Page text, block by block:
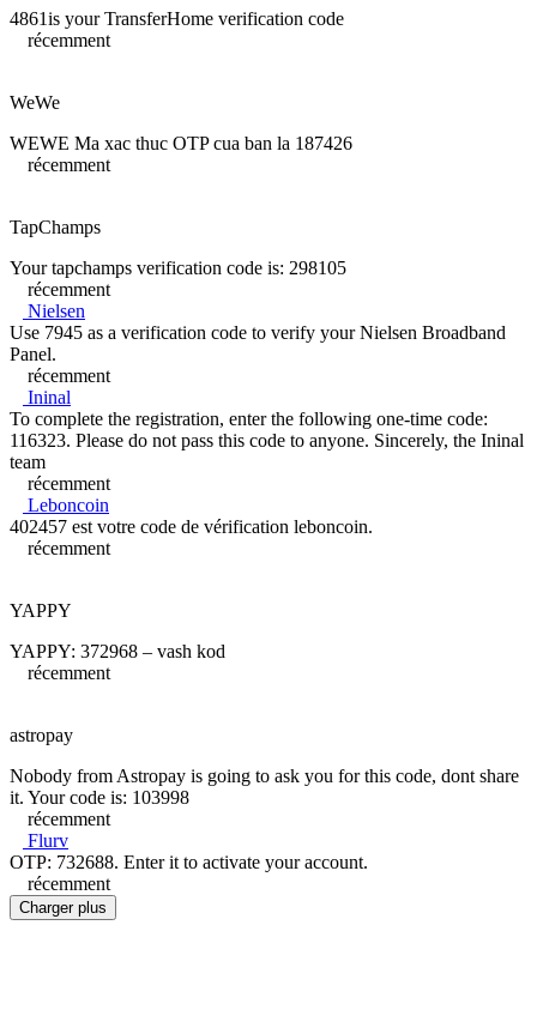
4861is your TransferHome verification code
récemment
WeWe
WEWE Ma xac thuc OTP cua ban la 187426
récemment
TapChamps
Your tapchamps verification code is: 298105
récemment
Nielsen
Use 7945 as a verification code to verify your Nielsen Broadband
Panel.
récemment
Ininal
To complete the registration, enter the following one-time code:
116323. Please do not pass this code to anyone. Sincerely, the Ininal
team
récemment
Leboncoin
402457 est votre code de vérification leboncoin.
récemment
YAPPY
YAPPY: 372968 – vash kod
récemment
astropay
Nobody from Astropay is going to ask you for this code, dont share
it. Your code is: 103998
récemment
Flurv
OTP: 732688. Enter it to activate your account.
récemment
Charger plus